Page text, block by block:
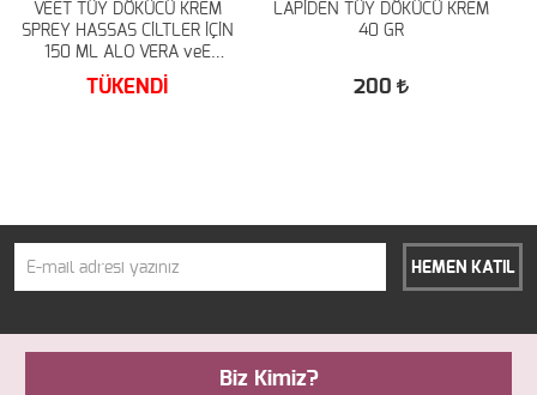
VEET TÜY DÖKÜCÜ KREM
SPREY HASSAS CİLTLER İÇİN
150 ML ALO VERA veE
VİTAMİNLİ
TÜKENDİ
LAPİDEN TÜY DÖKÜCÜ KREM
40 GR
200
HEMEN KATIL
Biz Kimiz?